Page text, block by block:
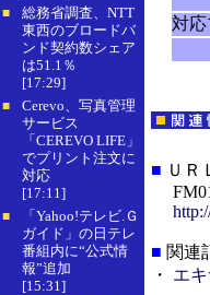
■
総務省調査、NTT
東西のブロードバ
ンド契約数シェア
は51.1％
[17:29]
■
Cerevo、写真管理
サービス
「CEREVO LIFE」
でプリント注文に
対応
[17:11]
■
「Yahoo!テレビ.Ｇ
ガイド」の日テレ
番組内に“公式情
報”追加
[15:31]
対応
■ ＵＲ
■ 関連
・ エ